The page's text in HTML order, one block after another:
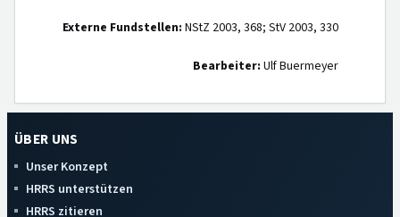
Externe Fundstellen: NStZ 2003, 368; StV 2003, 330
Bearbeiter: Ulf Buermeyer
ÜBER UNS
Unser Konzept
HRRS unterstützen
HRRS zitieren